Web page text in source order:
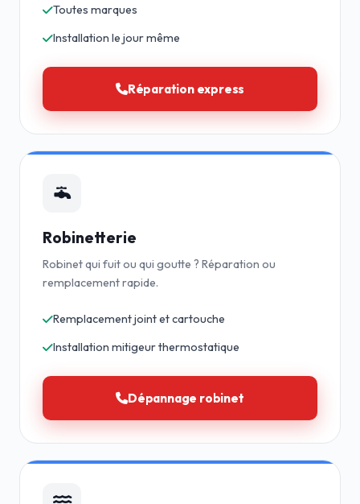
Toutes marques
Installation le jour même
Réparation express
Robinetterie
Robinet qui fuit ou qui goutte ? Réparation ou
remplacement rapide.
Remplacement joint et cartouche
Installation mitigeur thermostatique
Dépannage robinet